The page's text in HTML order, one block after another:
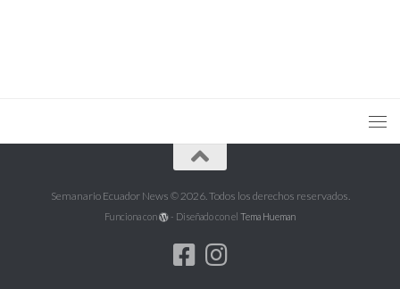
Semanario Ecuador News © 2026. Todos los derechos reservados.
Funciona con - Diseñado con el Tema Hueman